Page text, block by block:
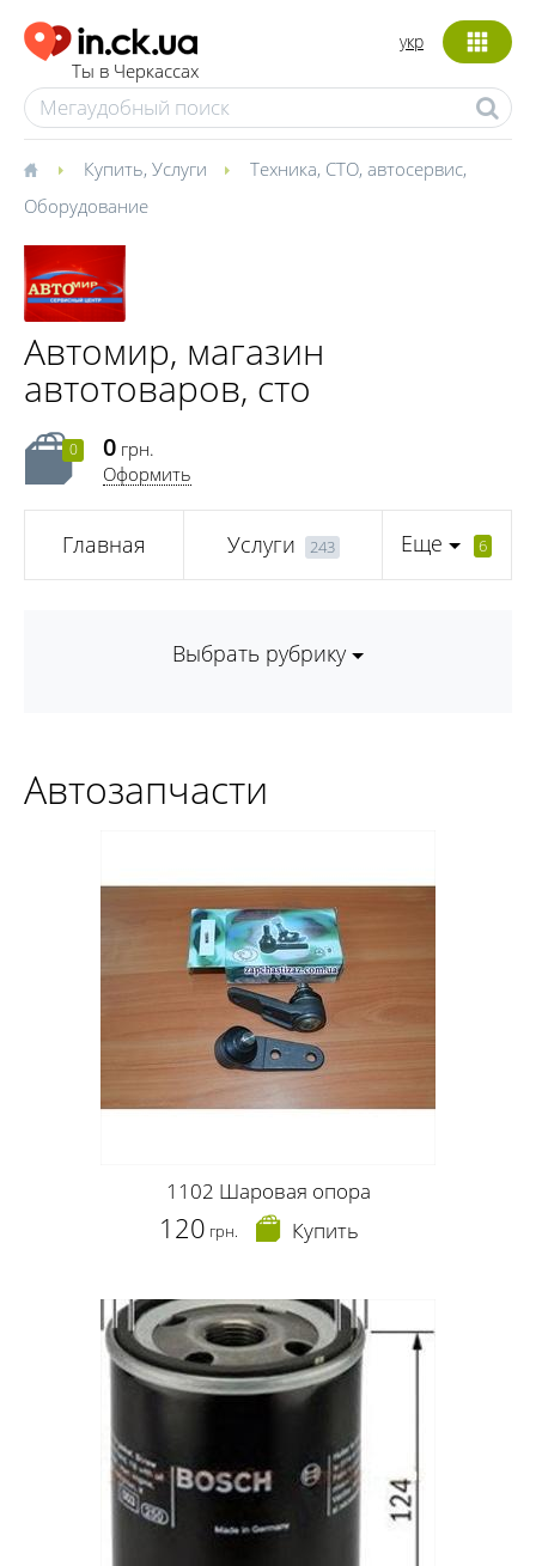
Ты в Черкассах
укр
Купить, Услуги Техника, СТО, автосервис,
Оборудование
Автомир, магазин
автотоваров, сто
0 0 грн.
Оформить
Главная Услуги 243 Еще 6
Выбрать рубрику
Автозапчасти
1102 Шаровая опора
120 грн. Купить